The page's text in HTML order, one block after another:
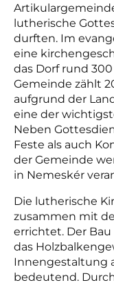
lutherische
durften. Im
eine
das Dorf rund
Gemeinde zählt
aufgrund der
eine der
Neben
Feste als auch
der Gemeinde
in Nemeskér
Die lutherische
zusammen mit
errichtet. Der
das
Innengestaltung
bedeutend.